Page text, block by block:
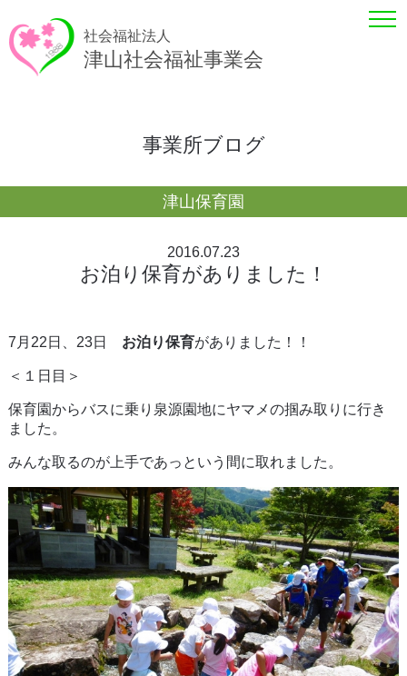
社会福祉法人
津山社会福祉事業会
事業所ブログ
津山保育園
2016.07.23
お泊り保育がありました！
7月22日、23日 お泊り保育がありました！！
＜１日目＞
保育園からバスに乗り泉源園地にヤマメの掴み取りに行き
ました。
みんな取るのが上手であっという間に取れました。